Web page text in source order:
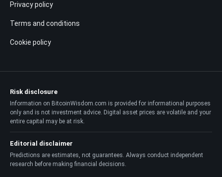
Privacy policy
Terms and conditions
Cookie policy
Risk disclosure
Information on BitcoinWisdom.com is provided for informational purposes
only and is not investment advice. Digital asset prices are volatile and your
entire capital may be at risk.
Editorial disclaimer
Predictions are estimates, not guarantees. Always conduct independent
research before making financial decisions.